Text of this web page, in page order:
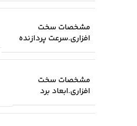
مشخصات سخت
افزاری.سرعت پردازنده
مشخصات سخت
افزاری.ابعاد برد